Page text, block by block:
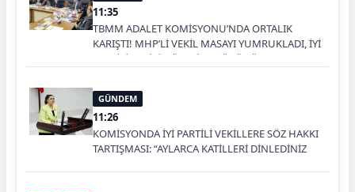
11:35
TBMM ADALET KOMİSYONU’NDA ORTALIK
KARIŞTI! MHP’Lİ VEKİL MASAYI YUMRUKLADI, İYİ
PARTİLİ VEKİLİN ÜZERİNE YÜRÜDÜ
GÜNDEM
11:26
KOMİSYONDA İYİ PARTİLİ VEKİLLERE SÖZ HAKKI
TARTIŞMASI: “AYLARCA KATİLLERİ DİNLEDİNİZ